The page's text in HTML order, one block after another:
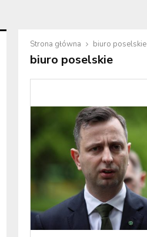
Strona główna biuro poselskie
biuro poselskie